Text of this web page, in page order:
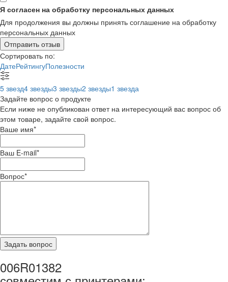
Я согласен на обработку персональных данных
Для продолжения вы должны принять соглашение на обработку
персональных данных
Отправить отзыв
Сортировать по:
ДатеРейтингуПолезности
5 звезд4 звезды3 звезды2 звезды1 звезда
Задайте вопрос о продукте
Если ниже не опубликован ответ на интересующий вас вопрос об
этом товаре, задайте свой вопрос.
Ваше имя*
Ваш E-mail*
Вопрос*
006R01382